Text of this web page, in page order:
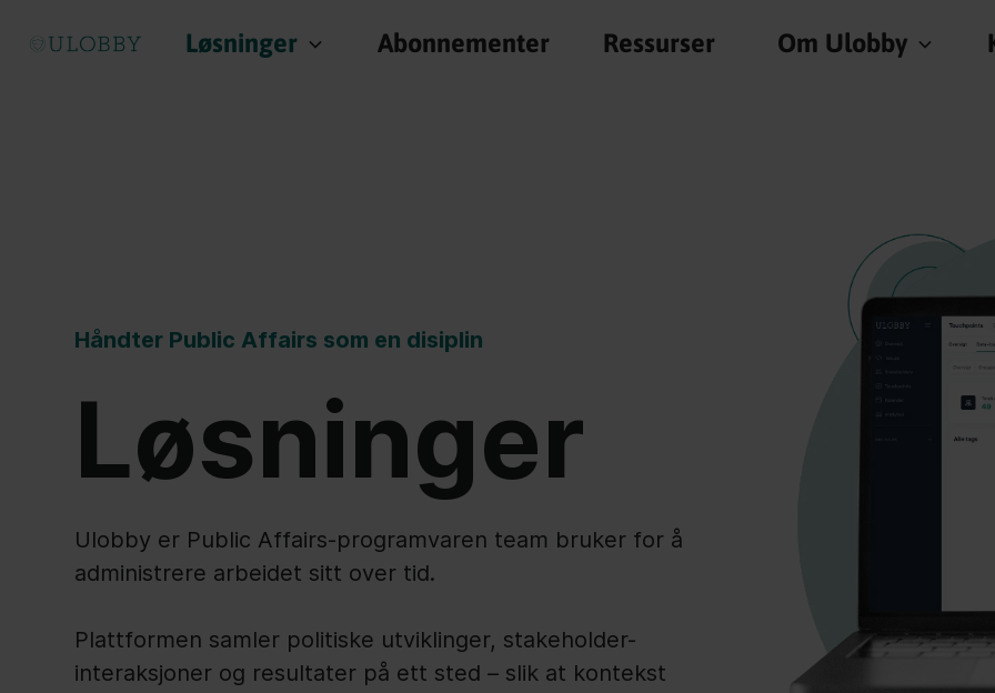
Løsninger Abonnementer Ressurser Om Ulobby
Håndter Public Affairs som en disiplin
Løsninger
Ulobby er Public Affairs-programvaren team bruker for å
administrere arbeidet sitt over tid.
Plattformen samler politiske utviklinger, stakeholder-
interaksjoner og resultater på ett sted – slik at kontekst